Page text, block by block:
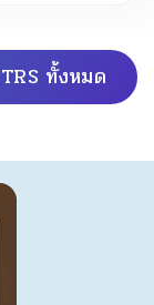
ทั้งหมด